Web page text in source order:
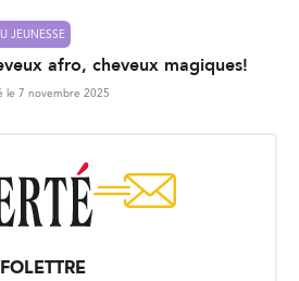
JEUNESSE
afro, cheveux magiques!
le 7 novembre 2025